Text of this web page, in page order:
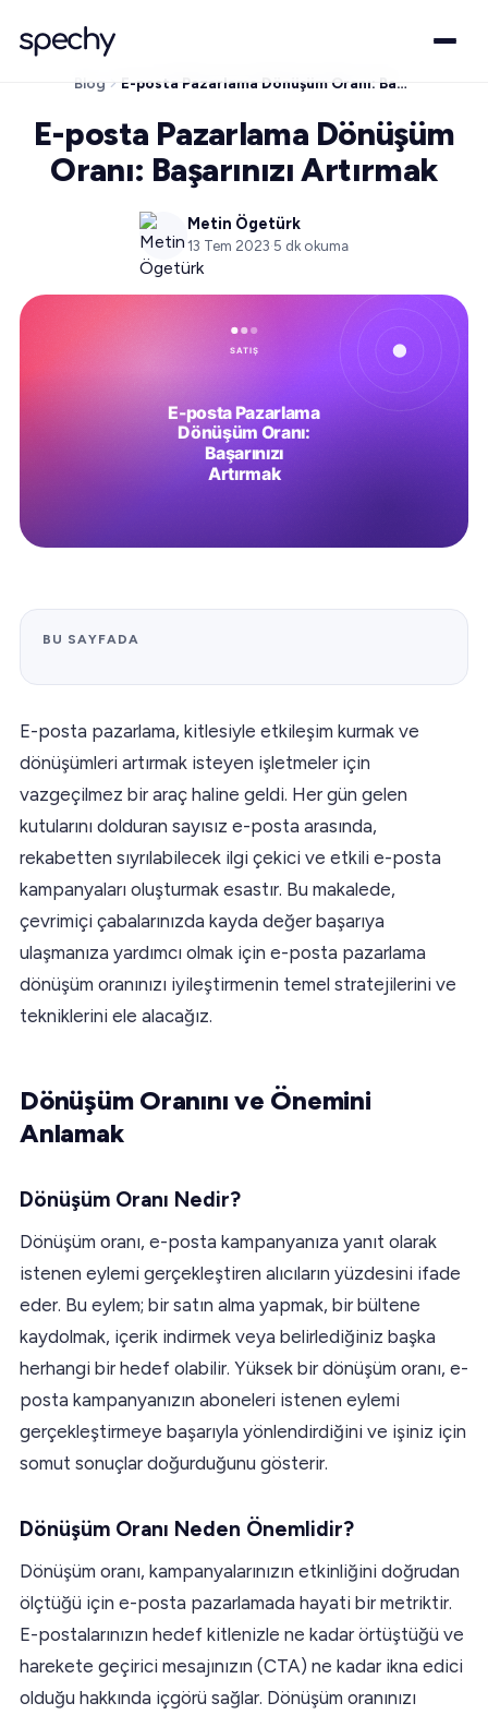
Blog E-posta Pazarlama Dönüşüm Oranı: Başarınızı Artırmak
E-posta Pazarlama Dönüşüm
Oranı: Başarınızı Artırmak
Metin Ögetürk
13 Tem 2023·5 dk okuma
BU SAYFADA
E-posta pazarlama, kitlesiyle etkileşim kurmak ve
dönüşümleri artırmak isteyen işletmeler için
vazgeçilmez bir araç haline geldi. Her gün gelen
kutularını dolduran sayısız e-posta arasında,
rekabetten sıyrılabilecek ilgi çekici ve etkili e-posta
kampanyaları oluşturmak esastır. Bu makalede,
çevrimiçi çabalarınızda kayda değer başarıya
ulaşmanıza yardımcı olmak için e-posta pazarlama
dönüşüm oranınızı iyileştirmenin temel stratejilerini ve
tekniklerini ele alacağız.
Dönüşüm Oranını ve Önemini
Anlamak
Dönüşüm Oranı Nedir?
Dönüşüm oranı, e-posta kampanyanıza yanıt olarak
istenen eylemi gerçekleştiren alıcıların yüzdesini ifade
eder. Bu eylem; bir satın alma yapmak, bir bültene
kaydolmak, içerik indirmek veya belirlediğiniz başka
herhangi bir hedef olabilir. Yüksek bir dönüşüm oranı, e-
posta kampanyanızın aboneleri istenen eylemi
gerçekleştirmeye başarıyla yönlendirdiğini ve işiniz için
somut sonuçlar doğurduğunu gösterir.
Dönüşüm Oranı Neden Önemlidir?
Dönüşüm oranı, kampanyalarınızın etkinliğini doğrudan
ölçtüğü için e-posta pazarlamada hayati bir metriktir.
E-postalarınızın hedef kitlenizle ne kadar örtüştüğü ve
harekete geçirici mesajınızın (CTA) ne kadar ikna edici
olduğu hakkında içgörü sağlar. Dönüşüm oranınızı